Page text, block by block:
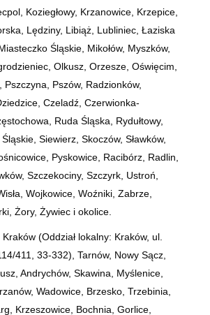
Koziegłowy, Krzanowice, Krzepice,
Lędziny, Libiąż, Lubliniec, Łaziska
Śląskie, Mikołów, Myszków,
Olkusz, Orzesze, Oświęcim,
Pszczyna, Pszów, Radzionków,
Czeladź, Czerwionka-
Ruda Śląska, Rydułtowy,
Siewierz, Skoczów, Sławków,
Pyskowice, Racibórz, Radlin,
Szczekociny, Szczyrk, Ustroń,
Wojkowice, Woźniki, Zabrze,
Żory, Żywiec i okolice.
(Oddział lokalny: Kraków, ul.
411, 33-332), Tarnów, Nowy Sącz,
Andrychów, Skawina, Myślenice,
Wadowice, Brzesko, Trzebinia,
Krzeszowice, Bochnia, Gorlice,